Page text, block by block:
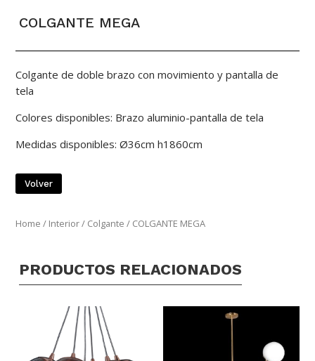
COLGANTE MEGA
Colgante de doble brazo con movimiento y pantalla de
tela
Colores disponibles: Brazo aluminio-pantalla de tela
Medidas disponibles: Ø36cm h1860cm
Volver
Home / Interior/ Colgante / COLGANTE MEGA
PRODUCTOS RELACIONADOS